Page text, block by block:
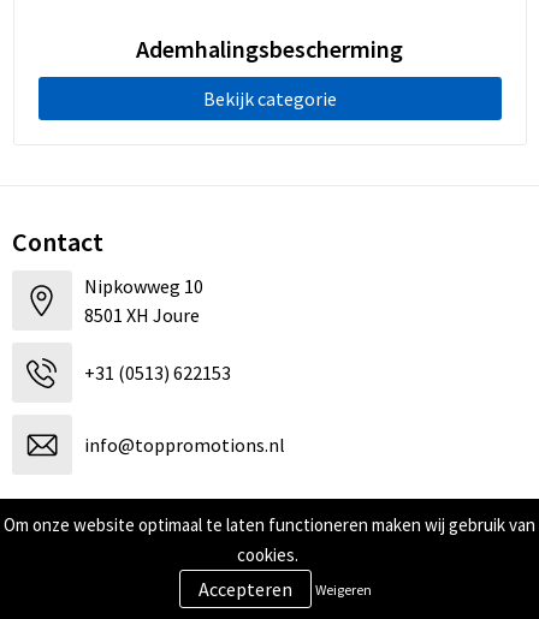
Ademhalingsbescherming
Bekijk categorie
Contact
Nipkowweg 10
8501 XH Joure
+31 (0513) 622153
info@toppromotions.nl
Contacteer ons
Om onze website optimaal te laten functioneren maken wij gebruik van
cookies.
Weigeren